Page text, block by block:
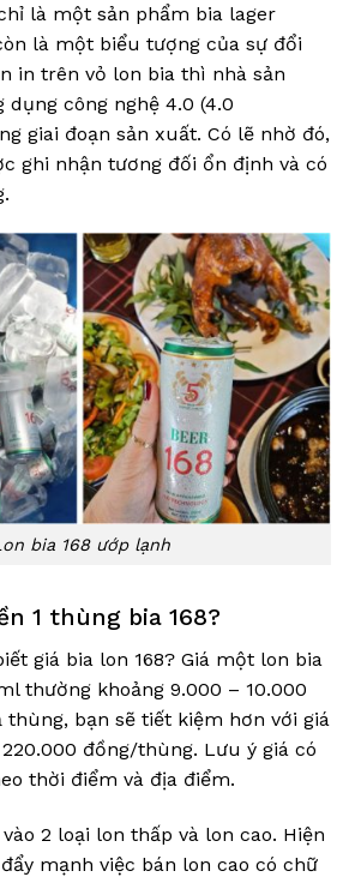
là một sản phẩm bia lager
là một biểu tượng của sự đổi
in trên vỏ lon bia thì nhà sản
công nghệ 4.0 (4.0
giai đoạn sản xuất. Có lẽ nhờ đó,
ghi nhận tương đối ổn định và có
bia 168 ướp lạnh
1 thùng bia 168?
giá bia lon 168? Giá một lon bia
thường khoảng 9.000 – 10.000
thùng, bạn sẽ tiết kiệm hơn với giá
đồng/thùng. Lưu ý giá có
thời điểm và địa điểm.
2 loại lon thấp và lon cao. Hiện
mạnh việc bán lon cao có chữ